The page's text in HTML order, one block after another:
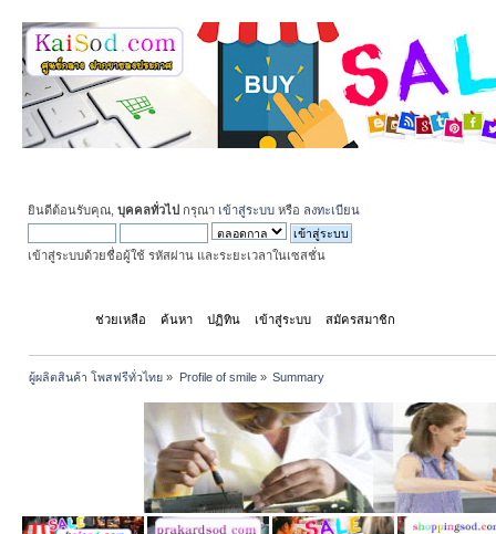
ยินดีต้อนรับคุณ, บุคคลทั่วไป กรุณา เข้าสู่ระบบ หรือ ลงทะเบียน
เข้าสู่ระบบด้วยชื่อผู้ใช้ รหัสผ่าน และระยะเวลาในเซสชั่น
ช่วยเหลือ ค้นหา ปฏิทิน เข้าสู่ระบบ สมัครสมาชิก
ผู้ผลิตสินค้า โพสฟรีทั่วไทย » Profile of smile» Summary